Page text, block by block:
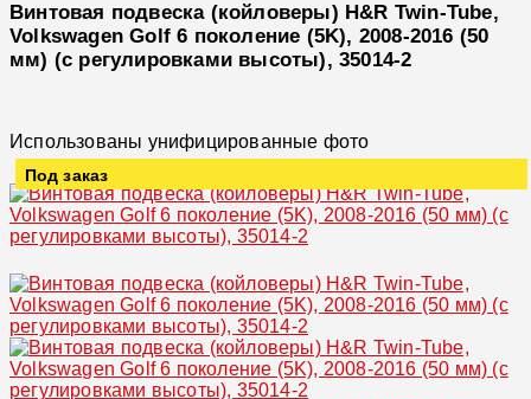
Винтовая подвеска (койловеры) H&R Twin-Tube,
Volkswagen Golf 6 поколение (5K), 2008-2016 (50
мм) (с регулировками высоты), 35014-2
Использованы унифицированные фото
Под заказ